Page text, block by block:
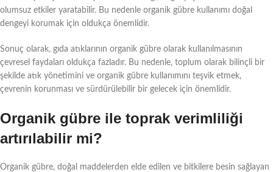
olumsuz etkiler yaratabilir. Bu nedenle organik gübre kullanımı doğal
dengeyi korumak için oldukça önemlidir.
Sonuç olarak, gıda atıklarının organik gübre olarak kullanılmasının
çevresel faydaları oldukça fazladır. Bu nedenle, toplum olarak bilinçli bir
şekilde atık yönetimini ve organik gübre kullanımını teşvik etmek,
çevrenin korunması ve sürdürülebilir bir gelecek için önemlidir.
Organik gübre ile toprak verimliliği
artırılabilir mi?
Organik gübre, doğal maddelerden elde edilen ve bitkilere besin sağlayan